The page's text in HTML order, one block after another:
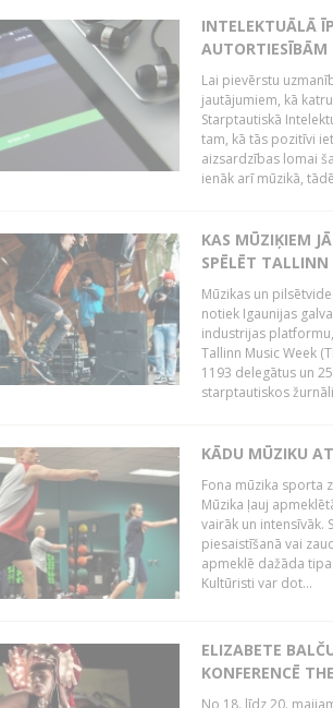
INTELEKTUĀLĀ
Lai pievērstu
jautājumiem, kā
Starptautiskā
tam, kā tās pozitīvi
aizsardzības lomai
ienāk arī mūzikā,
KAS MŪZIĶIEM
SPĒLĒT TALLINN
Mūzikas un
notiek Igaunijas
industrijas
Tallinn Music Week
1193 delegātus un
starptautiskos
KĀDU MŪZIKU
Fona mūzika sporta
Mūzika ļauj
vairāk un intensīvāk.
piesaistīšanā vai
apmeklē dažāda
Kultūristi var dot...
ELIZABETE
KONFERENCĒ
No 18. līdz 20.